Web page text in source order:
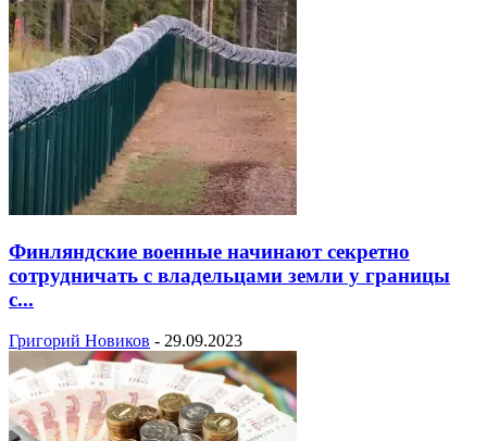
Финляндские военные начинают секретно
сотрудничать с владельцами земли у границы
с...
Григорий Новиков - 29.09.2023